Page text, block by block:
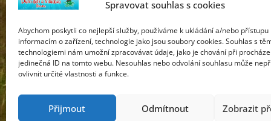
Spravovat souhlas s cookies
Abychom poskytli co nejlepší služby, používáme k ukládání a/nebo přístupu
informacím o zařízení, technologie jako jsou soubory cookies. Souhlas s
technologiemi nám umožní zpracovávat údaje, jako je chování při
jedinečná ID na tomto webu. Nesouhlas nebo odvolání souhlasu může
ovlivnit určité vlastnosti a funkce.
Přijmout Odmítnout Zobrazit
Prohlášení o přístupnosti
Webdesign Petr Háček © 2019